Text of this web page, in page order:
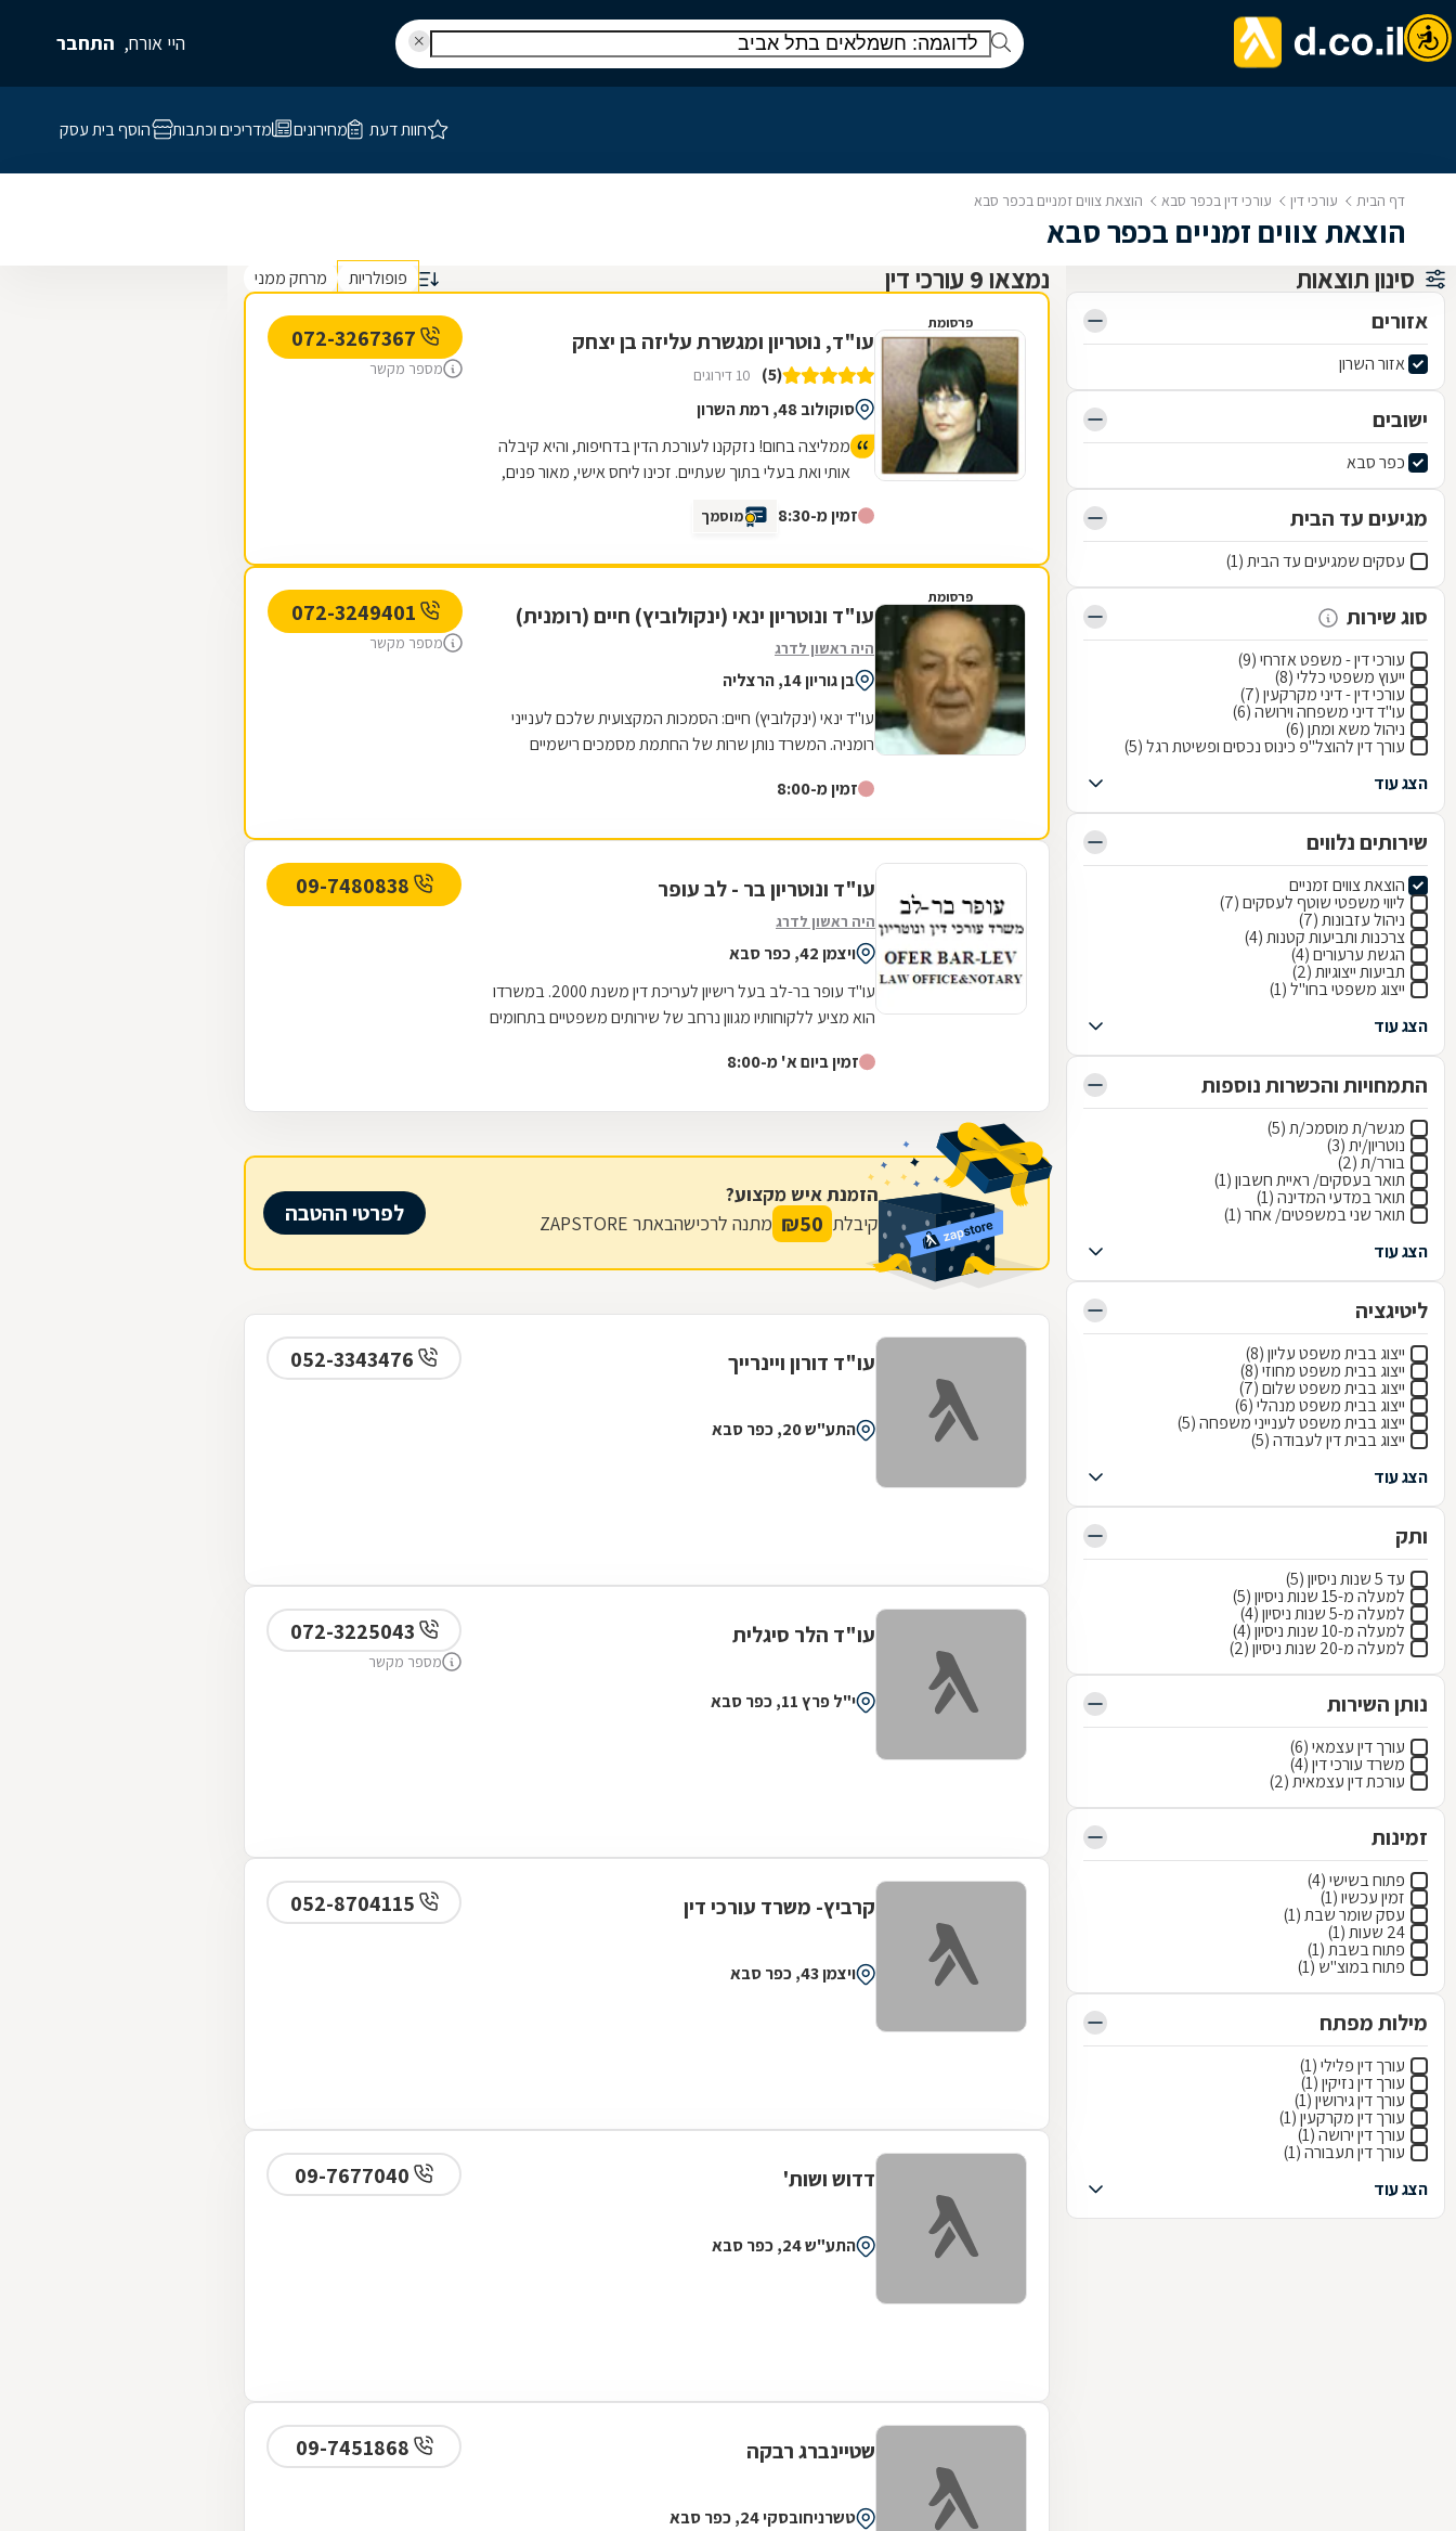
היי אורח, התחבר
חוות דעת מחירונים מדריכים וכתבות הוסף בית עסק
דף הבית עורכי דין עורכי דין בכפר סבא הוצאת צווים זמניים בכפר סבא
הוצאת צווים זמניים בכפר סבא
סינון תוצאות
אזורים
אזור השרון
ישובים
כפר סבא
מגיעים עד הבית
עסקים שמגיעים עד הבית (1)
סוג שירות
עורכי דין - משפט אזרחי (9)
ייעוץ משפטי כללי (8)
עורכי דין - דיני מקרקעין (7)
עו"ד דיני משפחה וירושה (6)
ניהול משא ומתן (6)
עורך דין להוצל"פ כינוס נכסים ופשיטת רגל (5)
הצג עוד
שירותים נלווים
הוצאת צווים זמניים
ליווי משפטי שוטף לעסקים (7)
ניהול עזבונות (7)
צרכנות ותביעות קטנות (4)
הגשת ערעורים (4)
תביעות ייצוגיות (2)
ייצוג משפטי בחו"ל (1)
הצג עוד
התמחויות והכשרות נוספות
מגשר/ת מוסמכ/ת (5)
נוטריון/ית (3)
בורר/ת (2)
תואר בעסקים/ ראיית חשבון (1)
תואר במדעי המדינה (1)
תואר שני במשפטים/ אחר (1)
הצג עוד
ליטיגציה
ייצוג בבית משפט עליון (8)
ייצוג בבית משפט מחוזי (8)
ייצוג בבית משפט שלום (7)
ייצוג בבית משפט מנהלי (6)
ייצוג בבית משפט לענייני משפחה (5)
ייצוג בבית דין לעבודה (5)
הצג עוד
ותק
עד 5 שנות ניסיון (5)
למעלה מ-15 שנות ניסיון (5)
למעלה מ-5 שנות ניסיון (4)
למעלה מ-10 שנות ניסיון (4)
למעלה מ-20 שנות ניסיון (2)
נותן השירות
עורך דין עצמאי (6)
משרד עורכי דין (4)
עורכת דין עצמאית (2)
זמינות
פתוח בשישי (4)
זמין עכשיו (1)
עסק שומר שבת (1)
24 שעות (1)
פתוח בשבת (1)
פתוח במוצ"ש (1)
מילות מפתח
עורך דין פלילי (1)
עורך דין נזיקין (1)
עורך דין גירושין (1)
עורך דין מקרקעין (1)
עורך דין ירושה (1)
עורך דין תעבורה (1)
הצג עוד
נמצאו 9 עורכי דין פופולריות מרחק ממני
פרסומת
עו"ד, נוטריון ומגשרת עליזה בן יצחק
(5) 10 דירוגים
סוקולוב 48, רמת השרון
ממליצה בחום! נזקקנו לעורכת הדין בדחיפות, והיא קיבלה
אותי ואת בעלי בתוך שעתיים. זכינו ליחס אישי, מאור פנים,
ואכפתי, והרגשנו שאנחנו בידיים טובות. תודה רבה על כל
זמין מ-8:30 מוסמך
מספר מקשר
פרסומת
עו"ד ונוטריון ינאי (ינקולוביץ) חיים (רומנית)
היה ראשון לדרג
בן גוריון 14, הרצליה
עו"ד ינאי (ינקלוביץ) חיים: הסמכות המקצועית שלכם לענייני
רומניה. המשרד נותן שרות של החתמת מסמכים רישמיים
זמין מ-8:00
מספר מקשר
עו"ד ונוטריון בר - לב עופר
היה ראשון לדרג
ויצמן 42, כפר סבא
עו"ד עופר בר-לב בעל רישיון לעריכת דין משנת 2000. במשרדו
הוא מציע ללקוחותיו מגוון נרחב של שירותים משפטיים בתחומים
זמין ביום א' מ-8:00
הזמנת איש מקצוע?
קיבלת 50
₪ מתנה לרכישהבאתר ZAPSTORE לפרטי ההטבה
עו"ד דורון ויינרייך
התע"ש 20, כפר סבא
עו"ד הלר סיגלית
י"ל פרץ 11, כפר סבא
מספר מקשר
קרביץ- משרד עורכי דין
ויצמן 43, כפר סבא
דדוש ושות'
התע"ש 24, כפר סבא
שטיינברג רבקה
טשרניחובסקי 24, כפר סבא